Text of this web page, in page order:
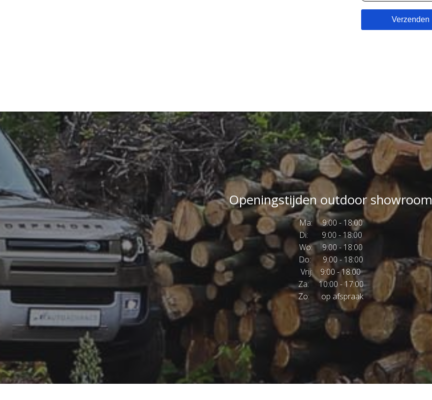
Openingstijden outdoor showroom
Ma: 9:00 - 18:00
Di: 9:00 - 18:00
Wo: 9:00 - 18:00
Do: 9:00 - 18:00
Vrij: 9:00 - 18:00
Za: 10:00 - 17:00
Zo: op afspraak